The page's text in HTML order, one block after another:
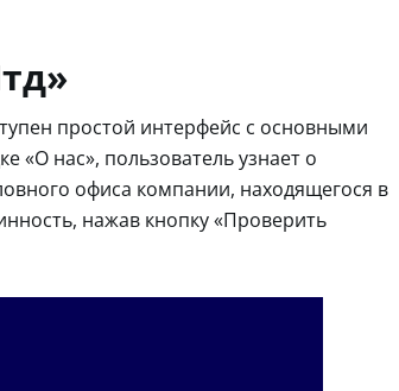
простой интерфейс с основными
«О нас», пользователь узнает о
офиса компании, находящегося в
нажав кнопку «Проверить